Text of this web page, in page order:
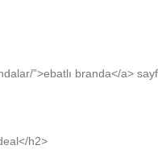
”>ebatlı branda</a>
h2>